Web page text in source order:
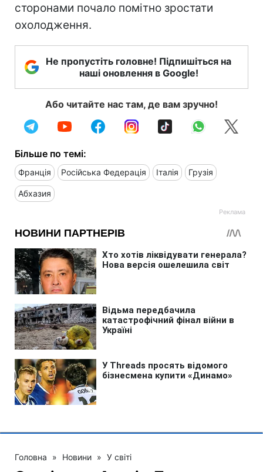
сторонами почало помітно зростати
охолодження.
Не пропустіть головне! Підпишіться на
наші оновлення в Google!
Або читайте нас там, де вам зручно!
Більше по темі:
Франція Російська Федерація Італія Грузія
Абхазия
Головна » Новини » У світі